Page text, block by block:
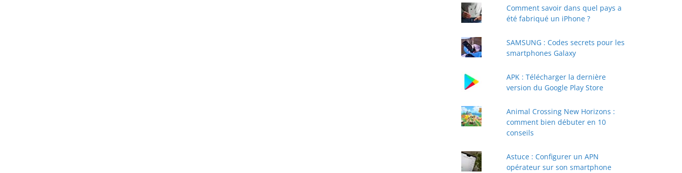
Comment savoir dans quel pays a
été fabriqué un iPhone ?
SAMSUNG : Codes secrets pour les
smartphones Galaxy
APK : Télécharger la dernière
version du Google Play Store
Animal Crossing New Horizons :
comment bien débuter en 10
conseils
Astuce : Configurer un APN
opérateur sur son smartphone